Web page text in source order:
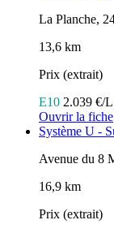
La Planche,
13,6 km
Prix (extrait)
E10 2.039 €/L
Ouvrir la fiche
Système U -
Avenue du 8
16,9 km
Prix (extrait)